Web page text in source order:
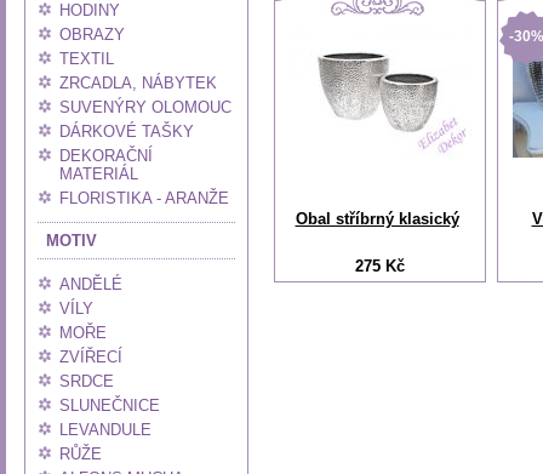
HODINY
OBRAZY
TEXTIL
ZRCADLA, NÁBYTEK
SUVENÝRY OLOMOUC
DÁRKOVÉ TAŠKY
DEKORAČNÍ
MATERIÁL
FLORISTIKA - ARANŽE
MOTIV
ANDĚLÉ
VÍLY
MOŘE
ZVÍŘECÍ
SRDCE
SLUNEČNICE
LEVANDULE
RŮŽE
Obal stříbrný klasický
275 Kč
-30%